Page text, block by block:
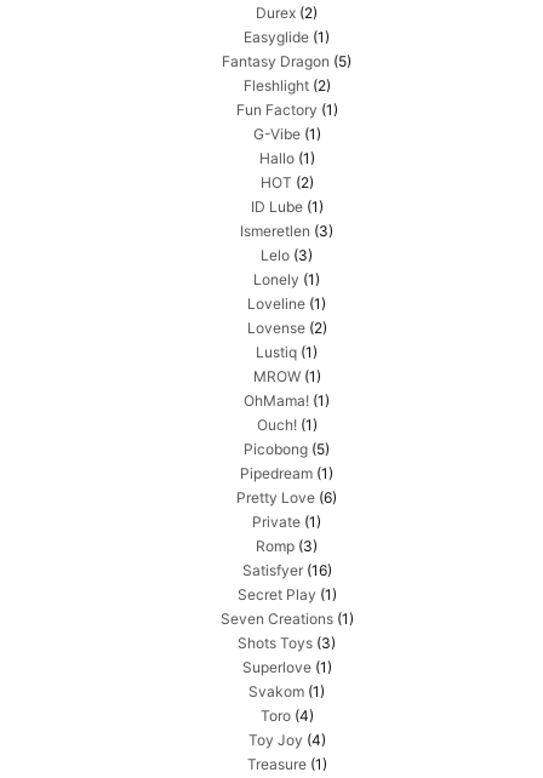
Durex (2)
Easyglide (1)
Fantasy Dragon (5)
Fleshlight(2)
Fun Factory (1)
G-Vibe(1)
Hallo(1)
HOT (2)
ID Lube(1)
Ismeretlen (3)
Lelo (3)
Lonely (1)
Loveline (1)
Lovense(2)
Lustiq (1)
MROW(1)
OhMama! (1)
Ouch!(1)
Picobong (5)
Pipedream (1)
Pretty Love (6)
Private (1)
Romp (3)
Satisfyer(16)
Secret Play (1)
Seven Creations(1)
Shots Toys (3)
Superlove(1)
Svakom (1)
Toro(4)
Toy Joy (4)
Treasure(1)